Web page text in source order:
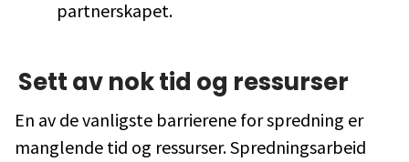
partnerskapet.
Sett av nok tid og ressurser
En av de vanligste barrierene for spredning er
manglende tid og ressurser. Spredningsarbeid